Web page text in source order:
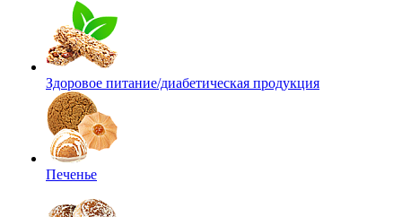
Здоровое питание/диабетическая продукция
Печенье